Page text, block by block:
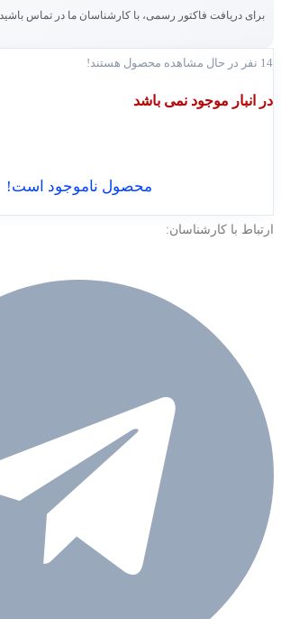
برای دریافت فاکتور رسمی، با کارشناسان ما در تماس باشید.
14 نفر در حال مشاهده محصول هستند!
در انبار موجود نمی باشد
محصول ناموجود است!
ارتباط با کارشناسان: